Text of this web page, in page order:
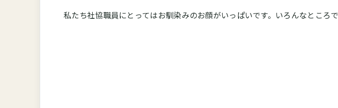
私たち社協職員にとってはお馴染みのお顔がいっぱいです。いろんなところ